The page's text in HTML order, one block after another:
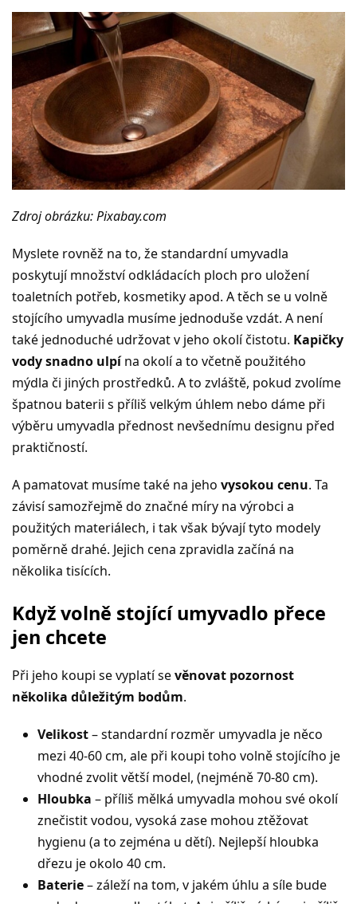
Zdroj obrázku: Pixabay.com
Myslete rovněž na to, že standardní umyvadla
poskytují množství odkládacích ploch pro uložení
toaletních potřeb, kosmetiky apod. A těch se u volně
stojícího umyvadla musíme jednoduše vzdát. A není
také jednoduché udržovat v jeho okolí čistotu. Kapičky
vody snadno ulpína okolí a to včetně použitého
mýdla či jiných prostředků. A to zvláště, pokud zvolíme
špatnou baterii s příliš velkým úhlem nebo dáme při
výběru umyvadla přednost nevšednímu designu před
praktičností.
A pamatovat musíme také na jeho vysokou cenu. Ta
závisí samozřejmě do značné míry na výrobci a
použitých materiálech, i tak však bývají tyto modely
poměrně drahé. Jejich cena zpravidla začíná na
několika tisících.
Když volně stojící umyvadlo přece
jen chcete
Při jeho koupi se vyplatí sevěnovat pozornost
několika důležitým bodům.
Velikost– standardní rozměr umyvadla je něco
mezi 40-60 cm, ale při koupi toho volně stojícího je
vhodné zvolit větší model, (nejméně 70-80 cm).
Hloubka – příliš mělká umyvadla mohou své okolí
znečistit vodou, vysoká zase mohou ztěžovat
hygienu (a to zejména u dětí). Nejlepší hloubka
dřezu je okolo 40 cm.
Baterie– záleží na tom, v jakém úhlu a síle bude